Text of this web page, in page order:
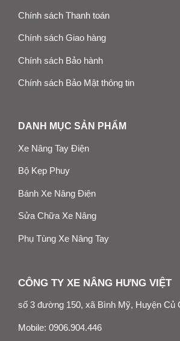
Chính sách Thanh toán
Chính sách Giao hàng
Chính sách Bảo hành
Chính sách Bảo Mật thông tin
DANH MỤC SẢN PHẨM
Xe Nâng Tay Điện
Bộ Kẹp Phuy
Bánh Xe Nâng Điện
Sửa Chữa Xe Nâng
Phụ Tùng Xe Nâng Tay
CÔNG TY XE NÂNG HƯNG VIỆT
số 3 đường 150, xã Bình Mỹ, Huyện Củ
Mobile: 0906.904.446